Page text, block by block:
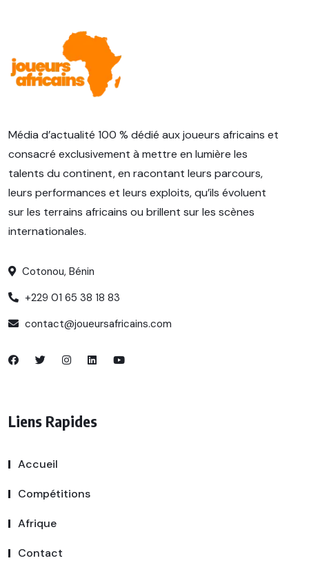
Média d’actualité 100 % dédié aux joueurs africains et
consacré exclusivement à mettre en lumière les
talents du continent, en racontant leurs parcours,
leurs performances et leurs exploits, qu’ils évoluent
sur les terrains africains ou brillent sur les scènes
internationales.
Cotonou, Bénin
+229 01 65 38 18 83
contact@joueursafricains.com
Liens Rapides
Accueil
Compétitions
Afrique
Contact